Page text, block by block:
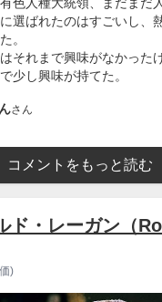
選ばれたのはすごいし、
。
それまで興味がなかった
少し興味が持てた。
さん
コメントをもっと読む
ド・レーガン（
)